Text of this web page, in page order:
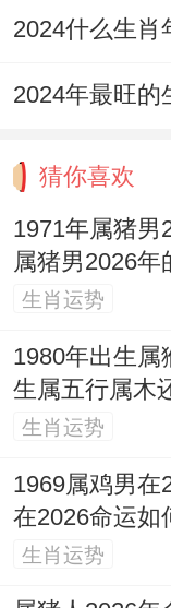
猜你喜欢
1971年属猪男
属猪男2026年
生肖运势
1980年出生属
生属五行属木
生肖运势
1969属鸡男在
在2026命运如
生肖运势